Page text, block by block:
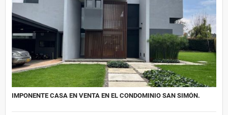
IMPONENTE CASA EN VENTA EN EL CONDOMINIO SAN SIMÓN.